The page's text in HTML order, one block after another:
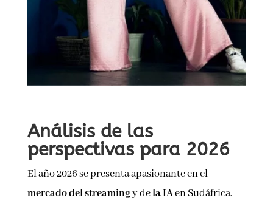
Análisis de las
perspectivas para 2026
El año 2026 se presenta apasionante en el
mercado del streamingy dela IAen Sudáfrica.